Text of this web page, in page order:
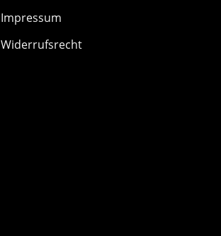
Impressum
Widerrufsrecht